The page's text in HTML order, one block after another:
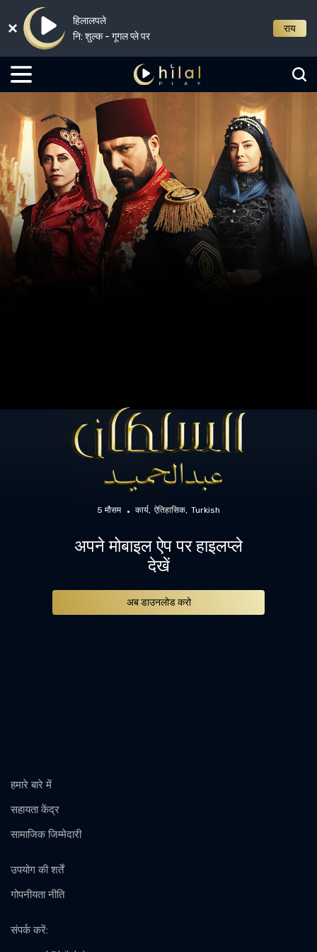
हिलालपले
नि: शुल्क - गूगल प्ले पर
राय
5 मौसम कार्य ऐतिहासिक Turkish
अपने मोबाइल ऐप पर हाइलप्ले
देखें
अब डाउनलोड करो
हमारे बारे में
सहायता केंद्र
सामाजिक जिम्मेदारी
उपयोग की शर्तें
गोपनीयता नीति
संपर्क करें: